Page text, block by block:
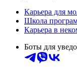
Карьера для
Школа
Карьера в
Боты для